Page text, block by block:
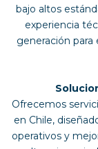
bajo altos
experiencia
generación
Ofrecemos
en Chile,
operativos y